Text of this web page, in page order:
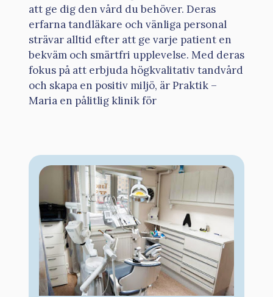
att ge dig den vård du behöver. Deras
erfarna tandläkare och vänliga personal
strävar alltid efter att ge varje patient en
bekväm och smärtfri upplevelse. Med deras
fokus på att erbjuda högkvalitativ tandvård
och skapa en positiv miljö, är Praktik –
Maria en pålitlig klinik för